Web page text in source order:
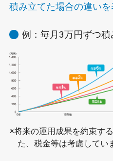
積み立てた場合の違いを
例：毎月3万円ずつ
※将来の運用成果を約束す
た、税金等は考慮してい